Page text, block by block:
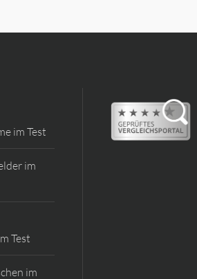
im Test
im
Test
im